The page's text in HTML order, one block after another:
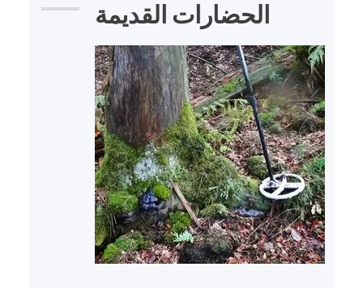
الحضارات القديمة